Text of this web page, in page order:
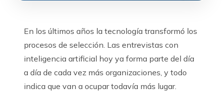
En los últimos años la tecnología transformó los
procesos de selección. Las entrevistas con
inteligencia artificial hoy ya forma parte del día
a día de cada vez más organizaciones, y todo
indica que van a ocupar todavía más lugar.